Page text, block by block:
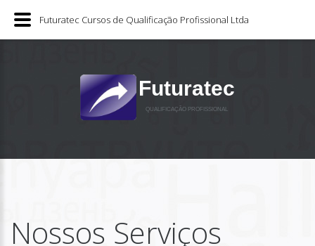
Futuratec
QUALIFICAÇÃO PROFISSIONAL
Nossos Serviços
Futuratec Cursos de Qualificação Profissional Ltda